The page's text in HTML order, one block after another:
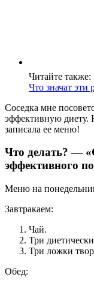
Читайте также:
Что значат эти
Соседка мне
эффективную диету.
записала ее меню!
Что делать? —
эффективного
Меню на
Завтракаем:
Чай.
Три
Три ложки
Обед: